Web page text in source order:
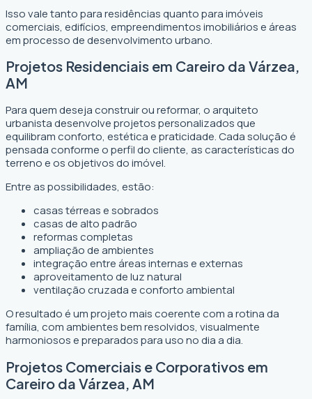
Isso vale tanto para residências quanto para imóveis
comerciais, edifícios, empreendimentos imobiliários e áreas
em processo de desenvolvimento urbano.
Projetos Residenciais em Careiro da Várzea,
AM
Para quem deseja construir ou reformar, o arquiteto
urbanista desenvolve projetos personalizados que
equilibram conforto, estética e praticidade. Cada solução é
pensada conforme o perfil do cliente, as características do
terreno e os objetivos do imóvel.
Entre as possibilidades, estão:
casas térreas e sobrados
casas de alto padrão
reformas completas
ampliação de ambientes
integração entre áreas internas e externas
aproveitamento de luz natural
ventilação cruzada e conforto ambiental
O resultado é um projeto mais coerente com a rotina da
família, com ambientes bem resolvidos, visualmente
harmoniosos e preparados para uso no dia a dia.
Projetos Comerciais e Corporativos em
Careiro da Várzea, AM